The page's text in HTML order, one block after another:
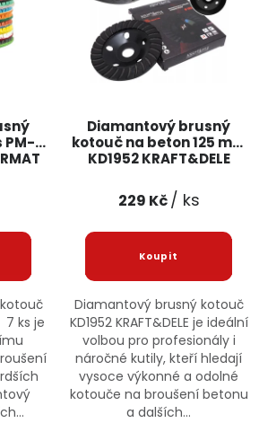
PM-
ks je
Diamantový brusný
kotouč na beton 125 mm
KD1952 KRAFT&DELE
229 Kč/ ks
Diamantový brusný kotouč
KD1952 KRAFT&DELE je ideální
volbou pro profesionály i
náročné kutily, kteří hledají
vysoce výkonné a odolné
kotouče na broušení betonu
a dalších...